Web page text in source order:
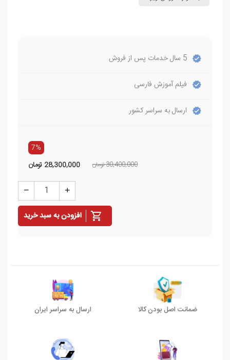
5 سال خدمات پس از فروش
فیلم آموزش فارسی
ارسال به سراسر کشور
7%
30,400,000 تومان 28,300,000 تومان
افزودن به سبد خرید
ضمانت اصل بودن کالا ارسال به سراسر ایران